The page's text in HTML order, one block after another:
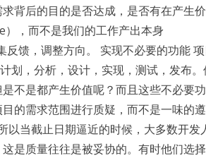
背后的目的是否达成，是否有在产生价
，而不是我们的工作产出本身
馈，调整方向。 实现不必要的功能 项
划，分析，设计，实现，测试，发布。
不是都产生价值呢？而且这些不必要
的需求范围进行质疑，而不是一味的
以当截止日期逼近的时候，大多数开发
是质量往往是被妥协的。有时他们选